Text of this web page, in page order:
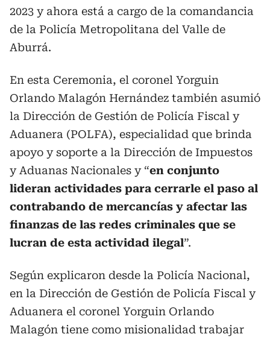
2023 y ahora está a cargo de la comandancia
de la Policía Metropolitana del Valle de
Aburrá.
En esta Ceremonia, el coronel Yorguin
Orlando Malagón Hernández también asumió
la Dirección de Gestión de Policía Fiscal y
Aduanera (POLFA), especialidad que brinda
apoyo y soporte a la Dirección de Impuestos
y Aduanas Nacionales y “en conjunto
lideran actividades para cerrarle el paso al
contrabando de mercancías y afectar las
finanzas de las redes criminales que se
lucran de esta actividad ilegal”.
Según explicaron desde la Policía Nacional,
en la Dirección de Gestión de Policía Fiscal y
Aduanera el coronel Yorguin Orlando
Malagón tiene como misionalidad trabajar